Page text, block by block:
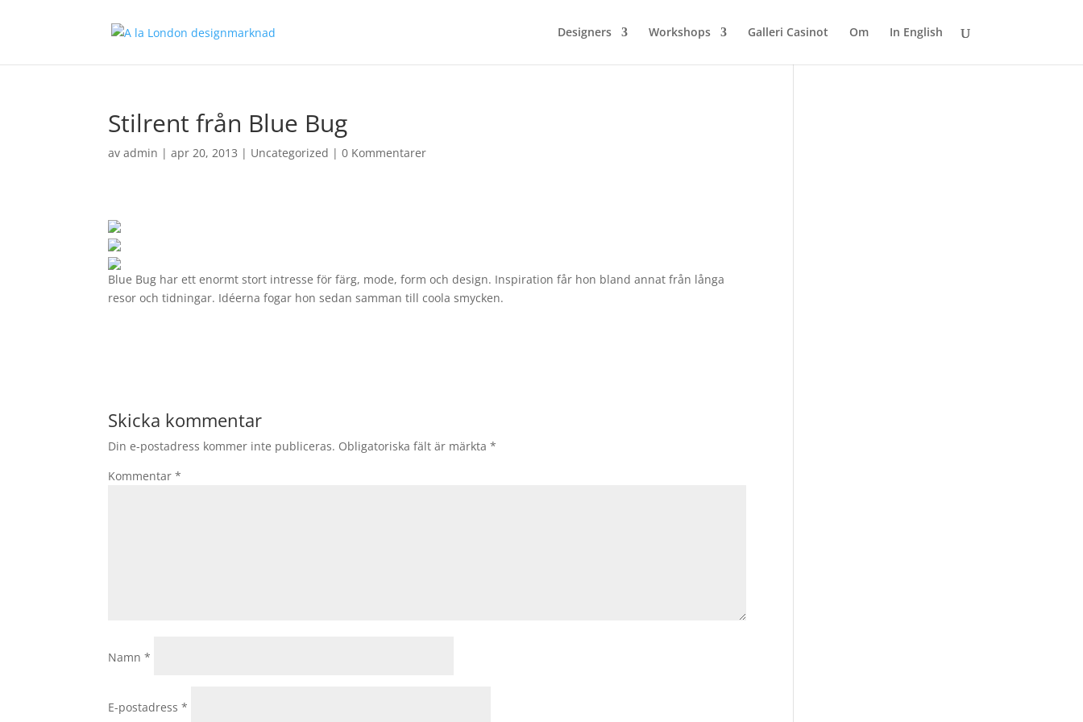
Designers Workshops Galleri Casinot Om In English
Stilrent från Blue Bug
avadmin |apr 20, 2013 | Uncategorized |0 Kommentarer
Blue Bug har ett enormt stort intresse för färg, mode, form och design. Inspiration får hon bland annat från långa
resor och tidningar. Idéerna fogar hon sedan samman till coola smycken.
Skicka kommentar
Din e-postadress kommer inte publiceras. Obligatoriska fält är märkta*
Kommentar*
Namn*
E-postadress*